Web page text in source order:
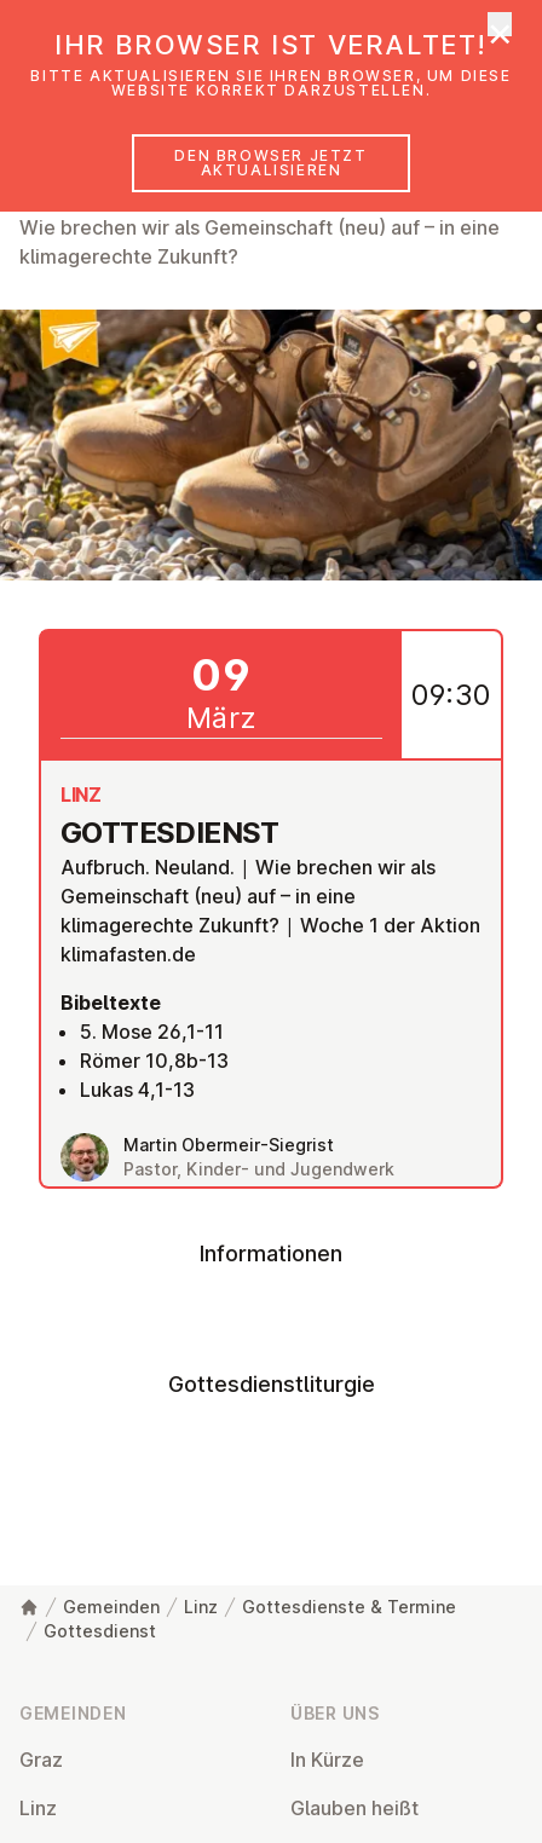
Aufbruch. Neuland.
Wie brechen wir als Gemeinschaft (neu) auf – in eine
klimagerechte Zukunft?
GOT­TES­DIENST
LINZ
Aufbruch. Neuland. | Wie brechen wir als
Gemeinschaft (neu) auf – in eine
klimagerechte Zukunft? | Woche 1 der Aktion
klimafasten.de
Bibeltexte
5. Mose 26,1-11
Römer 10,8b-13
Lukas 4,1-13
Martin Obermeir-Siegrist
Pastor, Kinder- und Jugendwerk
09
März
09:30
Informationen
Gottesdienstliturgie
Gemeinden Linz
Gottesdienste & Termine
Gottesdienst
GEMEINDEN
Graz
Linz
ÜBER UNS
In Kürze
Glauben heißt
IHR BROWSER IST VERALTET!
BITTE AKTUALISIEREN SIE IHREN BROWSER, UM DIESE
WEBSITE KORREKT DARZUSTELLEN.
DEN BROWSER JETZT
AKTUALISIEREN
×